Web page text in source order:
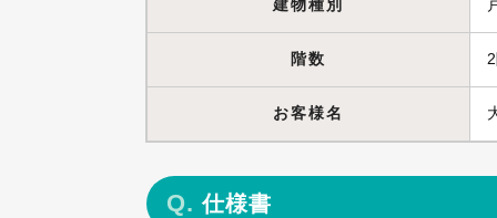
建物種別
階数
お客様名
仕様書